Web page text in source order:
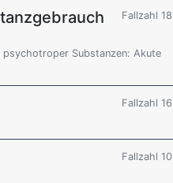
Fallzahl 18
psychotroper Substanzen: Akute
Fallzahl 16
Fallzahl 10